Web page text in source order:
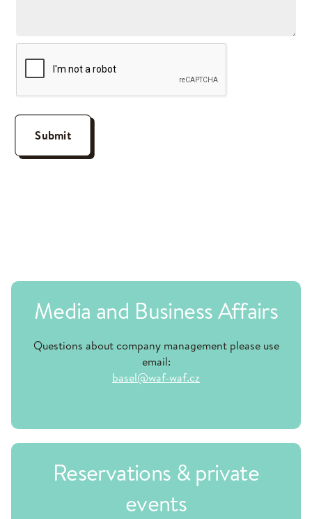
Media and Business Affairs
Questions about company management please use
email:
basel@waf-waf.cz
Reservations & private
events